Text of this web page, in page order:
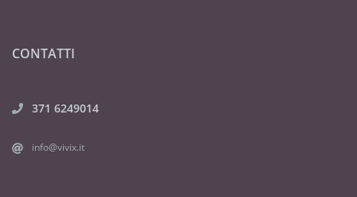
CONTATTI
371 6249014
info@vivix.it